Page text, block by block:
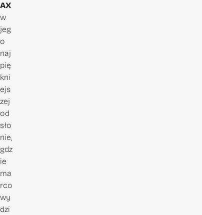
AX
w
jeg
o
naj
pię
kni
ejs
zej
od
sło
nie,
gdz
ie
ma
rco
wy
dzi